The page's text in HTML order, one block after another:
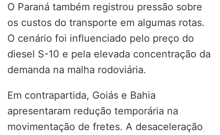
O Paraná também registrou pressão sobre
os custos do transporte em algumas rotas.
O cenário foi influenciado pelo preço do
diesel S-10 e pela elevada concentração da
demanda na malha rodoviária.
Em contrapartida, Goiás e Bahia
apresentaram redução temporária na
movimentação de fretes. A desaceleração